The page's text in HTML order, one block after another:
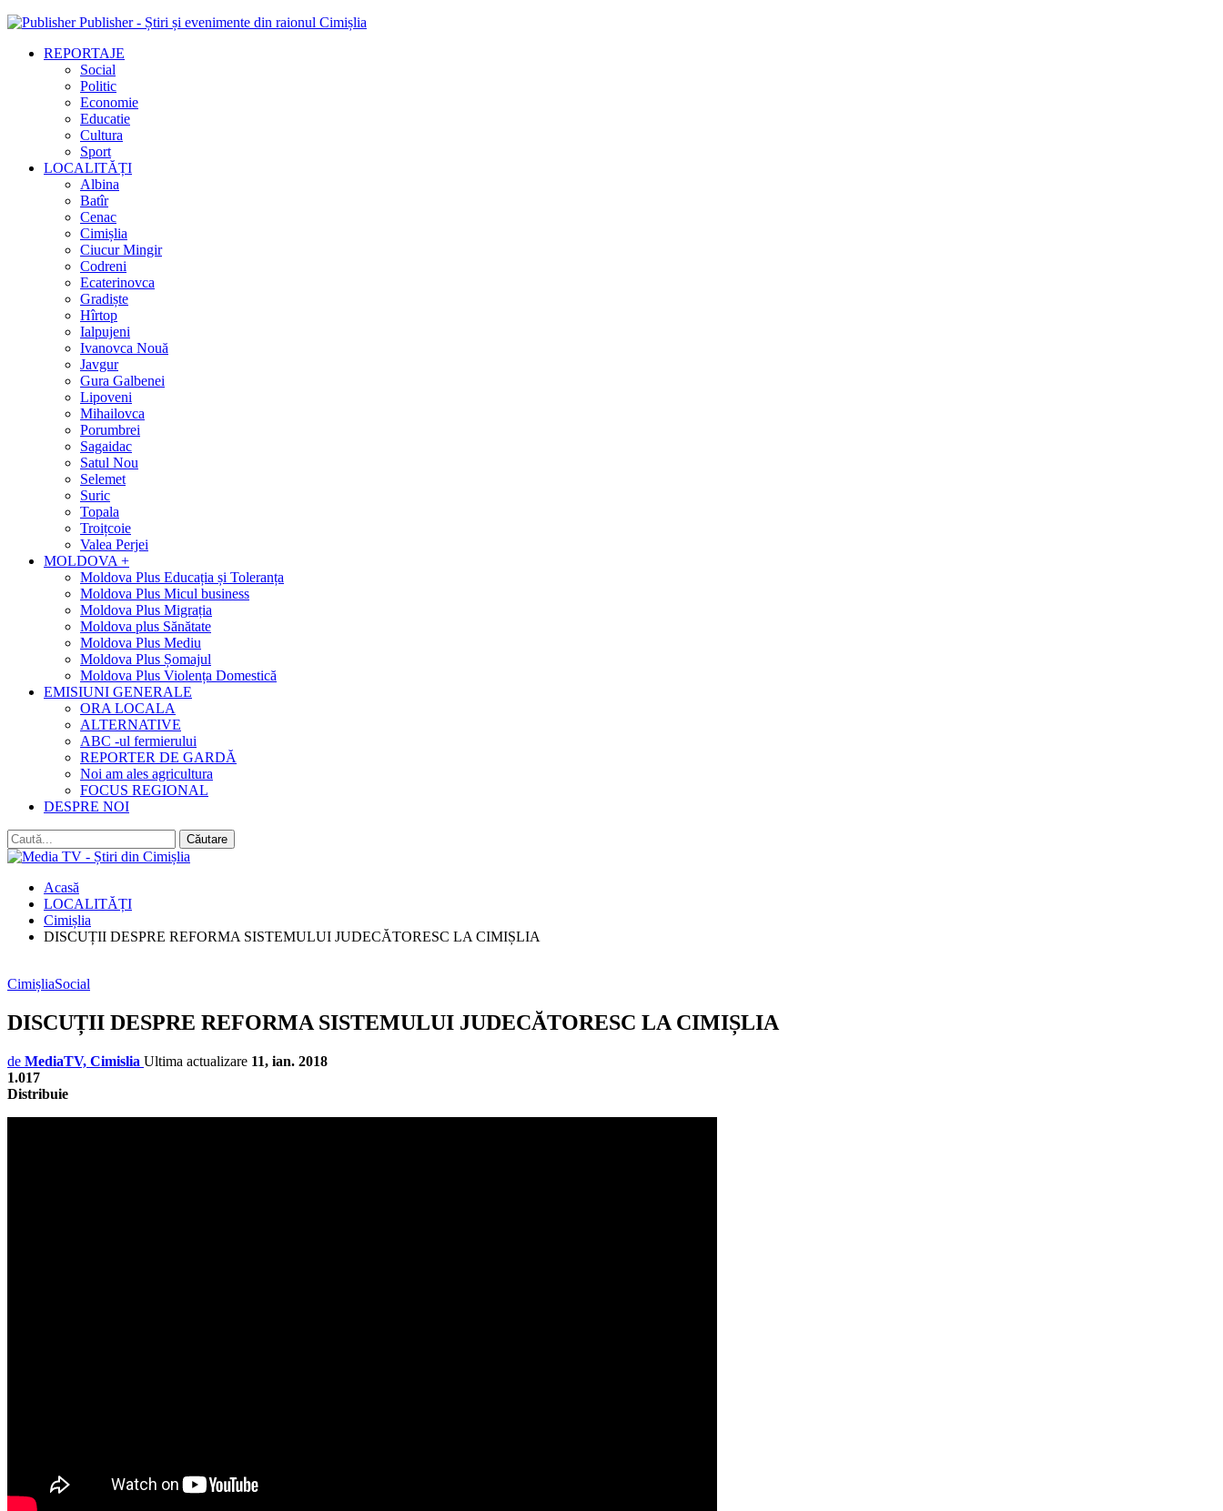
Publisher - Știri și evenimente din raionul Cimișlia
REPORTAJE
Social
Politic
Economie
Educatie
Cultura
Sport
LOCALITĂȚI
Albina
Batîr
Cenac
Cimișlia
Ciucur Mingir
Codreni
Ecaterinovca
Gradiște
Hîrtop
Ialpujeni
Ivanovca Nouă
Javgur
Gura Galbenei
Lipoveni
Mihailovca
Porumbrei
Sagaidac
Satul Nou
Selemet
Suric
Topala
Troițcoie
Valea Perjei
MOLDOVA +
Moldova Plus Educația și Toleranța
Moldova Plus Micul business
Moldova Plus Migrația
Moldova plus Sănătate
Moldova Plus Mediu
Moldova Plus Șomajul
Moldova Plus Violența Domestică
EMISIUNI GENERALE
ORA LOCALA
ALTERNATIVE
ABC -ul fermierului
REPORTER DE GARDĂ
Noi am ales agricultura
FOCUS REGIONAL
DESPRE NOI
Acasă
LOCALITĂȚI
Cimișlia
DISCUȚII DESPRE REFORMA SISTEMULUI JUDECĂTORESC LA CIMIȘLIA
CimișliaSocial
DISCUȚII DESPRE REFORMA SISTEMULUI JUDECĂTORESC LA CIMIȘLIA
de MediaTV, Cimislia Ultima actualizare 11, ian. 2018
1.017
Distribuie